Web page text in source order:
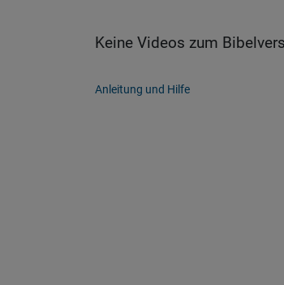
Keine Videos zum
Anleitung und Hilfe